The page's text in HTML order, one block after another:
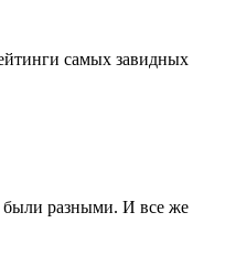
самых завидных
были разными. И все же